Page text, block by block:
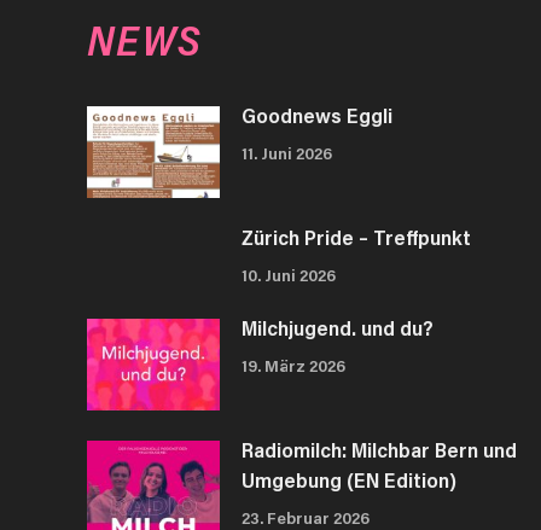
NEWS
Goodnews Eggli
11. Juni 2026
Zürich Pride – Treffpunkt
10. Juni 2026
Milchjugend. und du?
19. März 2026
Radiomilch: Milchbar Bern und
Umgebung (EN Edition)
23. Februar 2026